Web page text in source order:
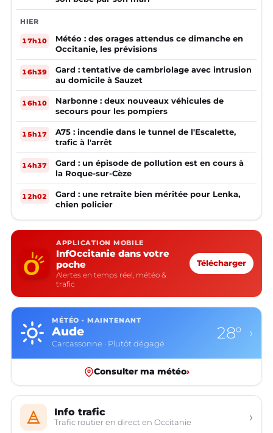
HIER
17h10
Météo : des orages attendus ce dimanche en
Occitanie, les prévisions
16h39
Gard : tentative de cambriolage avec intrusion
au domicile à Sauzet
16h10
Narbonne : deux nouveaux véhicules de
secours pour les pompiers
15h17
A75 : incendie dans le tunnel de l'Escalette,
trafic à l'arrêt
14h37
Gard : un épisode de pollution est en cours à
la Roque-sur-Cèze
12h02
Gard : une retraite bien méritée pour Lenka,
chien policier
APPLICATION MOBILE
InfOccitanie dans votre
poche
Alertes en temps réel, météo &
trafic
Télécharger
MÉTÉO · MAINTENANT
Aude
Carcassonne · Plutôt dégagé
28° ›
Consulter ma météo›
Info trafic
Trafic routier en direct en Occitanie ›